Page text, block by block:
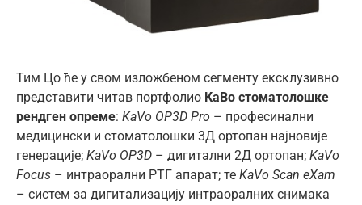
Тим Цо ће у свом изложбеном сегменту ексклузивно
представити читав портфолио КаВо стоматолошке
рендген опреме: KaVo OP3D Pro – професинални
медицински и стоматолошки 3Д ортопан најновије
генерације; KaVo OP3D – дигитални 2Д ортопан; KaVo
Focus – интраорални РТГ апарат; те KaVo Scan eXam
– систем за дигитализацију интраоралних снимака